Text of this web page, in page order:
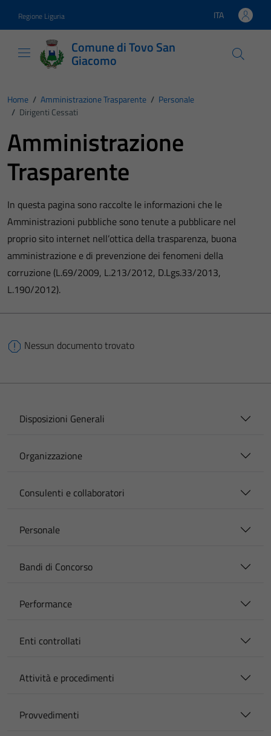
Regione Liguria Lingua attiva:
ITA
Comune di Tovo San
Giacomo
Home / Amministrazione Trasparente / Personale
/ Dirigenti Cessati
Amministrazione
Trasparente
In questa pagina sono raccolte le informazioni che le
Amministrazioni pubbliche sono tenute a pubblicare nel
proprio sito internet nell’ottica della trasparenza, buona
amministrazione e di prevenzione dei fenomeni della
corruzione (L.69/2009, L.213/2012, D.Lgs.33/2013,
L.190/2012).
Nessun documento trovato
Disposizioni Generali
Organizzazione
Consulenti e collaboratori
Personale
Bandi di Concorso
Performance
Enti controllati
Attività e procedimenti
Provvedimenti